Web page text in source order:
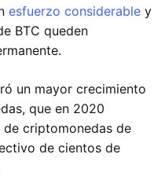
esfuerzo considerable y
BTC queden
un mayor crecimiento
que en 2020
de criptomonedas de
de cientos de